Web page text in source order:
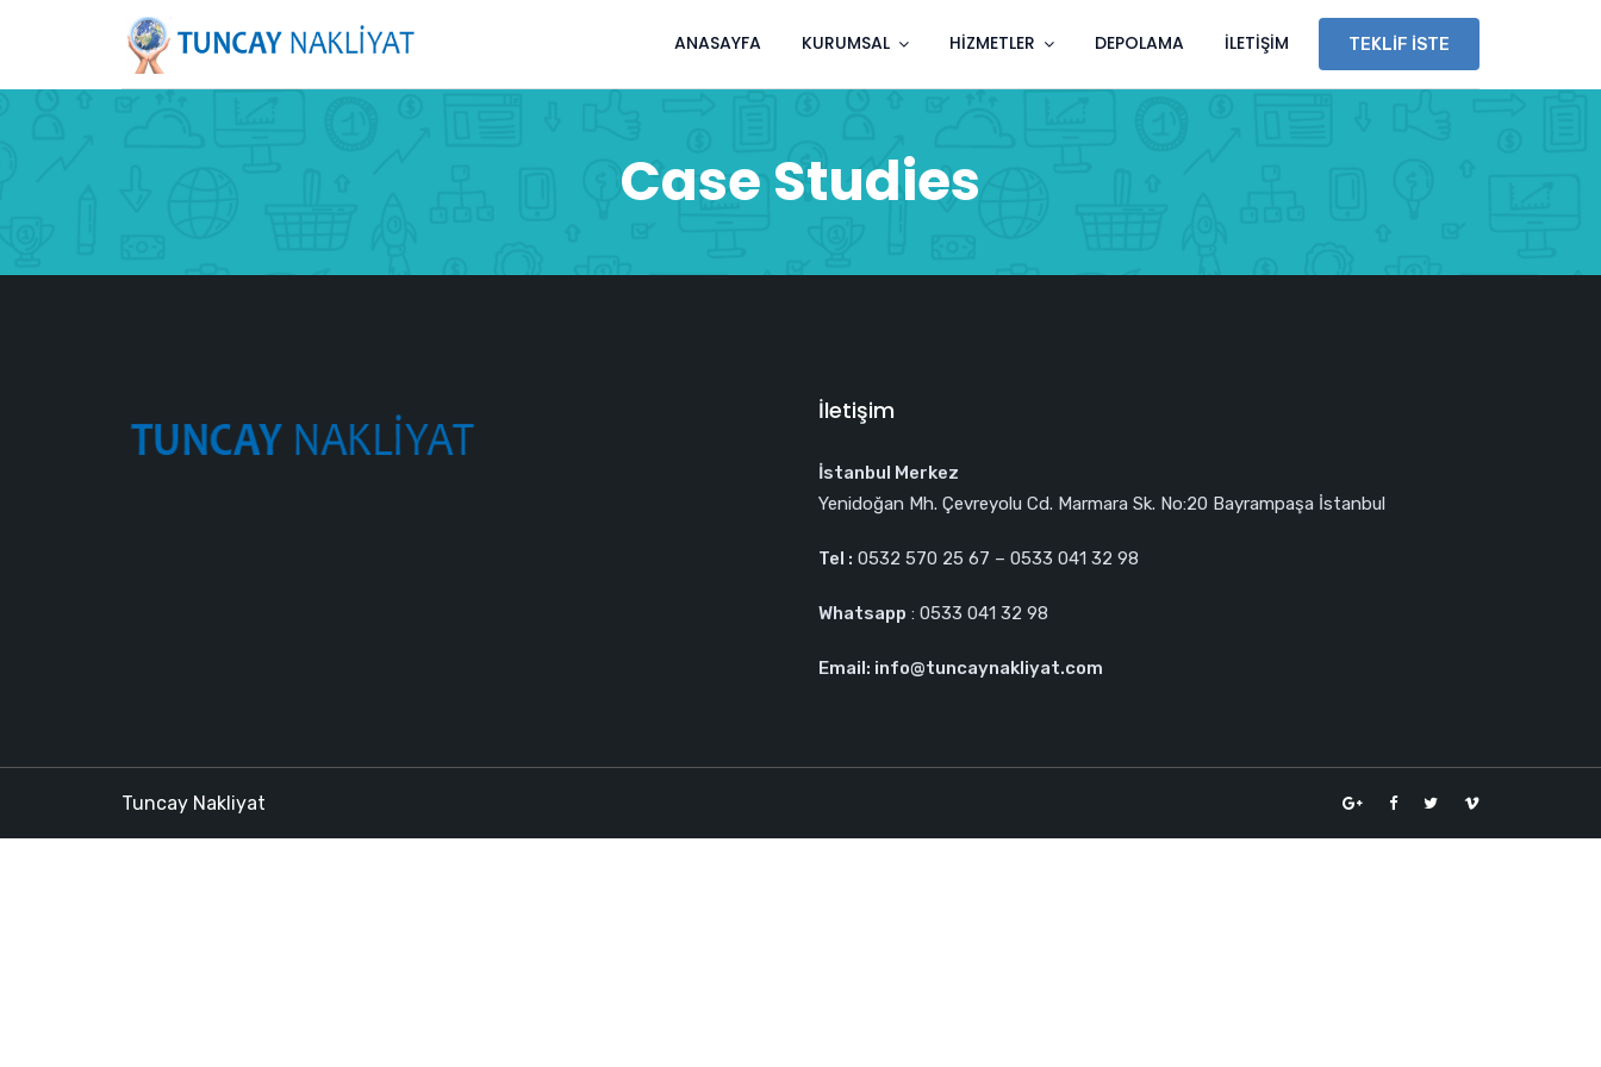
TEKLIF İSTE
ANASAYFA KURUMSAL HIZMETLER DEPOLAMA İLETIŞIM
Case Studies
İletişim
İstanbul Merkez
Yenidoğan Mh. Çevreyolu Cd. Marmara Sk. No:20 Bayrampaşa İstanbul
Tel : 0532 570 25 67 – 0533 041 32 98
Whatsapp : 0533 041 32 98
Email: info@tuncaynakliyat.com
Tuncay Nakliyat